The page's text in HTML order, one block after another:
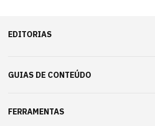
EDITORIAS
GUIAS DE CONTEÚDO
FERRAMENTAS